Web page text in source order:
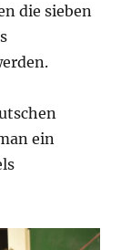
die sieben
ein